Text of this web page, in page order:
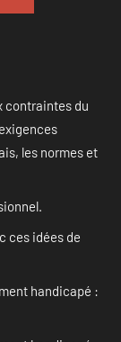
contraintes du
les normes et
ces idées de
handicapé :